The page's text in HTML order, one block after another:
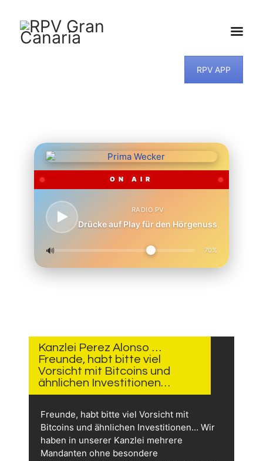
RPV APP
ON AIR
RADIO PV
Drücke auf Play für den Hörgenuss
🔊 70%
MUSIKWUNSCH
Kanzlei Perez Alonso …
Freunde, habt bitte viel
Vorsicht mit Bitcoins und
ähnlichen Investitionen…
Freunde, habt bitte viel Vorsicht mit
Bitcoins und ähnlichen Investitionen… Wir
haben in unserer Kanzlei mehrere
Mandanten ohne besondere